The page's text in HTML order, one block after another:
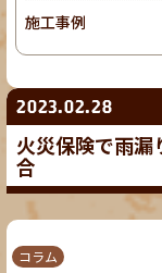
2023.02.28
火災保険で雨漏
合
コラム
施工事例